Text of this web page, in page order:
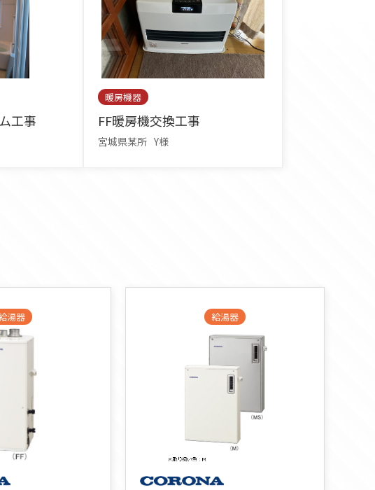
工事
暖房機器
FF暖房機交換工事
宮城県某所 Y様
湯器 給湯器